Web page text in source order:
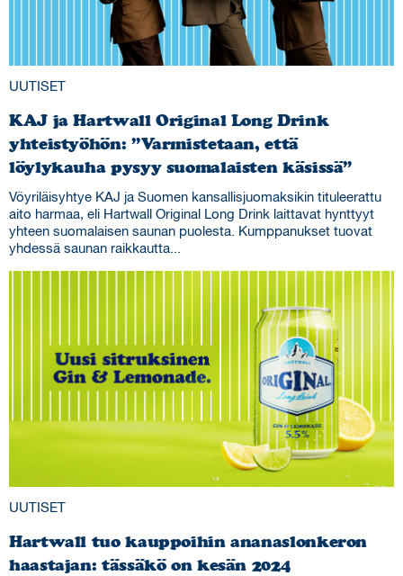
UUTISET
KAJ ja Hartwall Original Long Drink
yhteistyöhön: ”Varmistetaan, että
löylykauha pysyy suomalaisten käsissä”
Vöyriläisyhtye KAJ ja Suomen kansallisjuomaksikin tituleerattu
aito harmaa, eli Hartwall Original Long Drink laittavat hynttyyt
yhteen suomalaisen saunan puolesta. Kumppanukset tuovat
yhdessä saunan raikkautta...
UUTISET
Hartwall tuo kauppoihin ananaslonkeron
haastajan: tässäkö on kesän 2024
Historia
Maat
Uutiset
Kauppa